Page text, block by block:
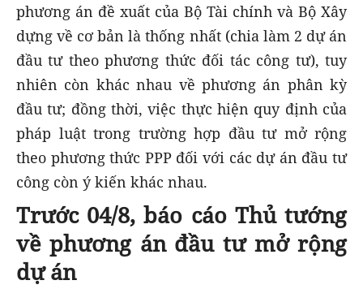
phương án đề xuất của Bộ Tài chính và Bộ Xây
dựng về cơ bản là thống nhất (chia làm 2 dự án
đầu tư theo phương thức đối tác công tư), tuy
nhiên còn khác nhau về phương án phân kỳ
đầu tư; đồng thời, việc thực hiện quy định của
pháp luật trong trường hợp đầu tư mở rộng
theo phương thức PPP đối với các dự án đầu tư
công còn ý kiến khác nhau.
Trước 04/8, báo cáo Thủ tướng
về phương án đầu tư mở rộng
dự án